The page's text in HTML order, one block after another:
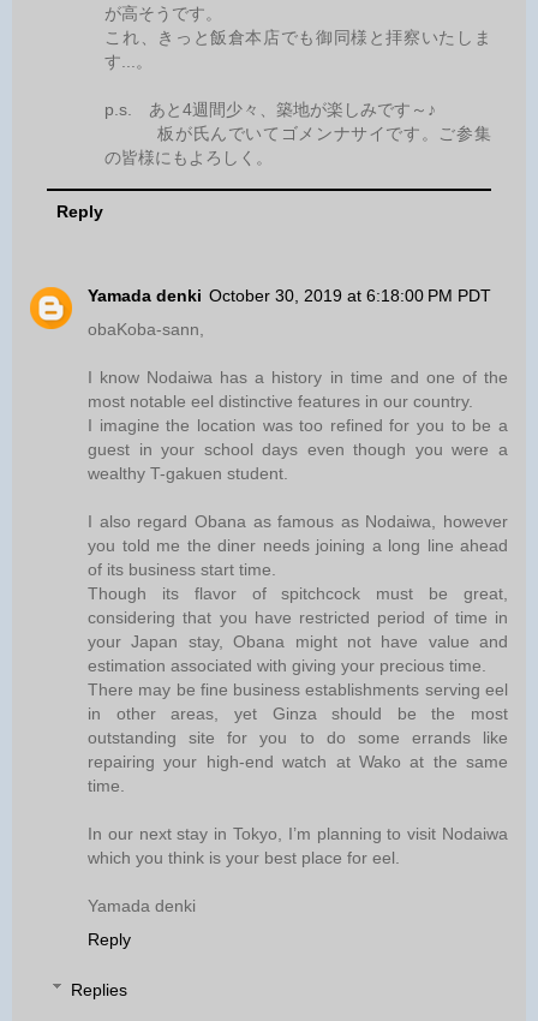
が高そうです。
これ、きっと飯倉本店でも御同様と拝察いたしま
す...。
p.s. あと4週間少々、築地が楽しみです～♪
板が氏んでいてゴメンナサイです。ご参集
の皆様にもよろしく。
Reply
Yamada denki October 30, 2019 at 6:18:00 PM PDT
obaKoba-sann,
I know Nodaiwa has a history in time and one of the
most notable eel distinctive features in our country.
I imagine the location was too refined for you to be a
guest in your school days even though you were a
wealthy T-gakuen student.
I also regard Obana as famous as Nodaiwa, however
you told me the diner needs joining a long line ahead
of its business start time.
Though its flavor of spitchcock must be great,
considering that you have restricted period of time in
your Japan stay, Obana might not have value and
estimation associated with giving your precious time.
There may be fine business establishments serving eel
in other areas, yet Ginza should be the most
outstanding site for you to do some errands like
repairing your high-end watch at Wako at the same
time.
In our next stay in Tokyo, I’m planning to visit Nodaiwa
which you think is your best place for eel.
Yamada denki
Reply
Replies